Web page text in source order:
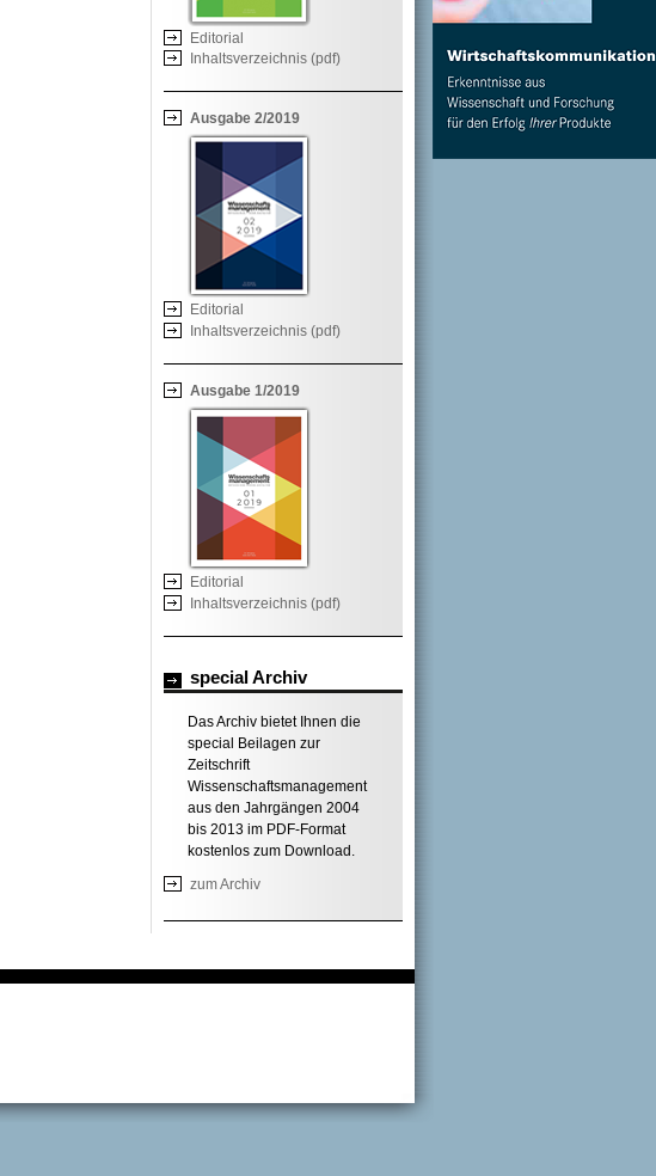
Editorial
Inhaltsverzeichnis (pdf)
Ausgabe 2/2019
Editorial
Inhaltsverzeichnis (pdf)
Ausgabe 1/2019
Editorial
Inhaltsverzeichnis (pdf)
special Archiv
Das Archiv bietet Ihnen die
special Beilagen zur
Zeitschrift
Wissenschaftsmanagement
aus den Jahrgängen 2004
bis 2013 im PDF-Format
kostenlos zum Download.
zum Archiv